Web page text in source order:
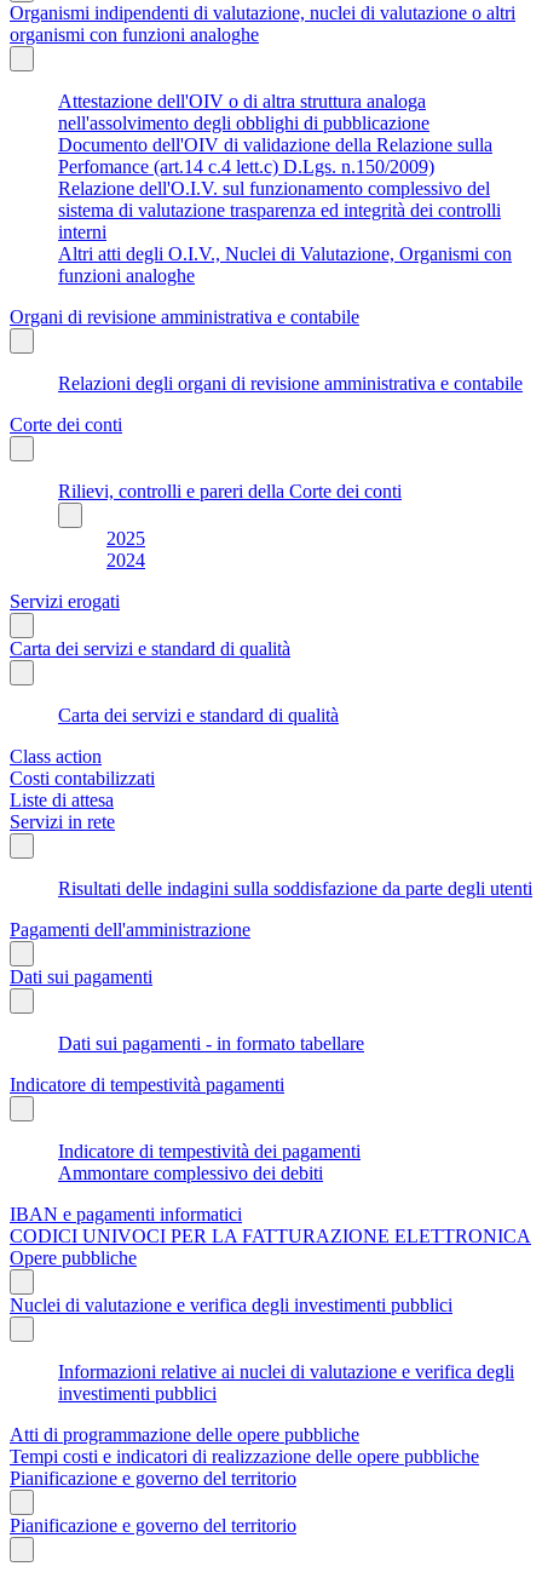
Organismi indipendenti di valutazione, nuclei di valutazione o altri
organismi con funzioni analoghe
Attestazione dell'OIV o di altra struttura analoga
nell'assolvimento degli obblighi di pubblicazione
Documento dell'OIV di validazione della Relazione sulla
Perfomance (art.14 c.4 lett.c) D.Lgs. n.150/2009)
Relazione dell'O.I.V. sul funzionamento complessivo del
sistema di valutazione trasparenza ed integrità dei controlli
interni
Altri atti degli O.I.V., Nuclei di Valutazione, Organismi con
funzioni analoghe
Organi di revisione amministrativa e contabile
Relazioni degli organi di revisione amministrativa e contabile
Corte dei conti
Rilievi, controlli e pareri della Corte dei conti
2025
2024
Servizi erogati
Carta dei servizi e standard di qualità
Carta dei servizi e standard di qualità
Class action
Costi contabilizzati
Liste di attesa
Servizi in rete
Risultati delle indagini sulla soddisfazione da parte degli utenti
Pagamenti dell'amministrazione
Dati sui pagamenti
Dati sui pagamenti - in formato tabellare
Indicatore di tempestività pagamenti
Indicatore di tempestività dei pagamenti
Ammontare complessivo dei debiti
IBAN e pagamenti informatici
CODICI UNIVOCI PER LA FATTURAZIONE ELETTRONICA
Opere pubbliche
Nuclei di valutazione e verifica degli investimenti pubblici
Informazioni relative ai nuclei di valutazione e verifica degli
investimenti pubblici
Atti di programmazione delle opere pubbliche
Tempi costi e indicatori di realizzazione delle opere pubbliche
Pianificazione e governo del territorio
Pianificazione e governo del territorio